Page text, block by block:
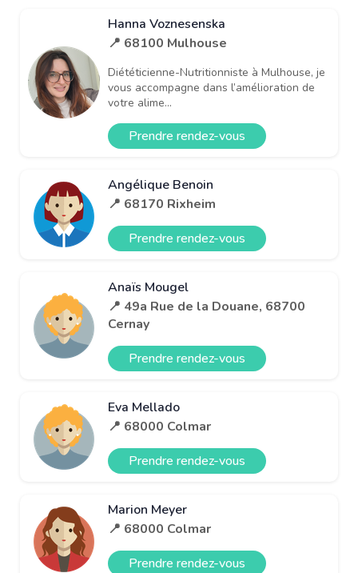
Hanna Voznesenska
📍 68100 Mulhouse
Diététicienne-Nutritionniste à Mulhouse, je
vous accompagne dans l’amélioration de
votre alime...
Prendre rendez-vous
Angélique Benoin
📍 68170 Rixheim
Prendre rendez-vous
Anaïs Mougel
📍 49a Rue de la Douane, 68700
Cernay
Prendre rendez-vous
Eva Mellado
📍 68000 Colmar
Prendre rendez-vous
Marion Meyer
📍 68000 Colmar
Prendre rendez-vous